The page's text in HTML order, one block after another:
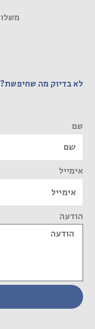
לא בדיוק מה שחיפשת?
שם
אימייל
הודעה